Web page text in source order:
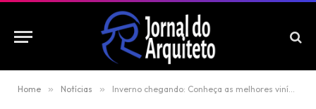
Home » Notícias » Inverno chegando: Conheça as melhores vinícolas para visitar em território nacional!